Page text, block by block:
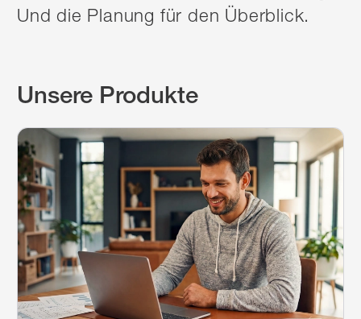
Und die Planung für den Überblick.
Unsere Produkte